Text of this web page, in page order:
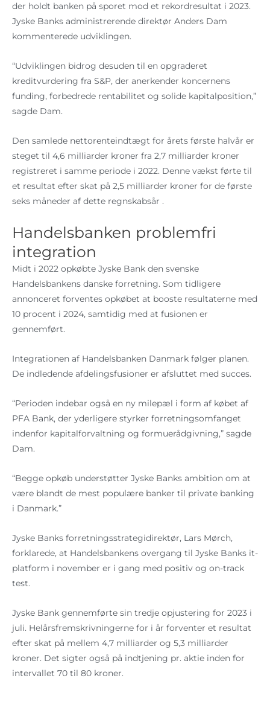
der holdt banken på sporet mod et rekordresultat i 2023.
Jyske Banks administrerende direktør Anders Dam
kommenterede udviklingen.
“Udviklingen bidrog desuden til en opgraderet
kreditvurdering fra S&P, der anerkender koncernens
funding, forbedrede rentabilitet og solide kapitalposition,”
sagde Dam.
Den samlede nettorenteindtægt for årets første halvår er
steget til 4,6 milliarder kroner fra 2,7 milliarder kroner
registreret i samme periode i 2022. Denne vækst førte til
et resultat efter skat på 2,5 milliarder kroner for de første
seks måneder af dette regnskabsår .
Handelsbanken problemfri
integration
Midt i 2022 opkøbte Jyske Bank den svenske
Handelsbankens danske forretning. Som tidligere
annonceret forventes opkøbet at booste resultaterne med
10 procent i 2024, samtidig med at fusionen er
gennemført.
Integrationen af Handelsbanken Danmark følger planen.
De indledende afdelingsfusioner er afsluttet med succes.
“Perioden indebar også en ny milepæl i form af købet af
PFA Bank, der yderligere styrker forretningsomfanget
indenfor kapitalforvaltning og formuerådgivning,” sagde
Dam.
“Begge opkøb understøtter Jyske Banks ambition om at
være blandt de mest populære banker til private banking
i Danmark.”
Jyske Banks forretningsstrategidirektør, Lars Mørch,
forklarede, at Handelsbankens overgang til Jyske Banks it-
platform i november er i gang med positiv og on-track
test.
Jyske Bank gennemførte sin tredje opjustering for 2023 i
juli. Helårsfremskrivningerne for i år forventer et resultat
efter skat på mellem 4,7 milliarder og 5,3 milliarder
kroner. Det sigter også på indtjening pr. aktie inden for
intervallet 70 til 80 kroner.